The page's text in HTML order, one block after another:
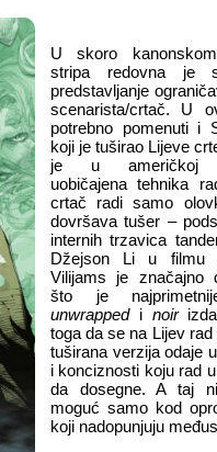
U skoro
stripa redovna je
predstavljanje
scenarista/crtač. U
potrebno pomenuti i
koji je tuširao Lijeve
je u američkoj
uobičajena tehnika
crtač radi samo
dovršava tušer –
internih trzavica
Džejson Li u filmu
Vilijams je značajno
što je
unwrappedi noir
toga da se na Lijev
tuširana verzija odaje
i konciznosti koju rad
da dosegne. A taj
moguć samo kod
koji nadopunjuju